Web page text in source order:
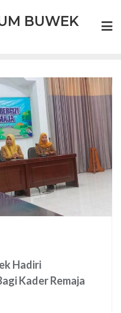
BUWEK
Hadiri
Kader Remaja